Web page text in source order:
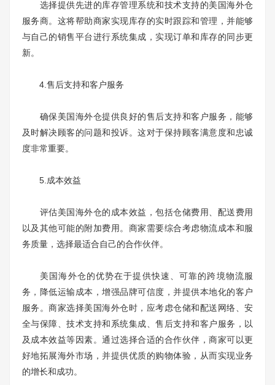
选择提供先进的库存管理系统和技术支持的美国海外仓
服务商。这将帮助商家实现库存的实时跟踪和管理，并能够
与自己的销售平台进行系统集成，实现订单和库存的同步更
新。
4.售后支持和客户服务
确保美国海外仓提供良好的售后支持和客户服务，能够
及时解决顾客的问题和投诉。这对于保持顾客满意度和忠诚
度非常重要。
5.成本效益
评估美国海外仓的成本效益，包括仓储费用、配送费用
以及其他可能的附加费用。商家需要综合考虑物流成本和服
务质量，选择最适合自己的合作伙伴。
美国海外仓的优势在于提供快速、可靠的跨境物流服
务，降低运输成本，增强品牌可信度，并提供本地化的客户
服务。商家选择美国海外仓时，应考虑仓储和配送网络、安
全与保障、技术支持和系统集成、售后支持和客户服务，以
及成本效益等因素。通过选择合适的合作伙伴，商家可以更
好地拓展海外市场，并提供优质的购物体验，从而实现业务
的增长和成功。